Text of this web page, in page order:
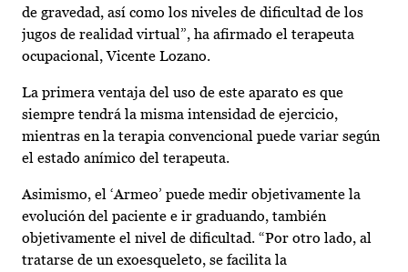
de gravedad, así como los niveles de dificultad de los
jugos de realidad virtual”, ha afirmado el terapeuta
ocupacional, Vicente Lozano.
La primera ventaja del uso de este aparato es que
siempre tendrá la misma intensidad de ejercicio,
mientras en la terapia convencional puede variar según
el estado anímico del terapeuta.
Asimismo, el ‘Armeo’ puede medir objetivamente la
evolución del paciente e ir graduando, también
objetivamente el nivel de dificultad. “Por otro lado, al
tratarse de un exoesqueleto, se facilita la